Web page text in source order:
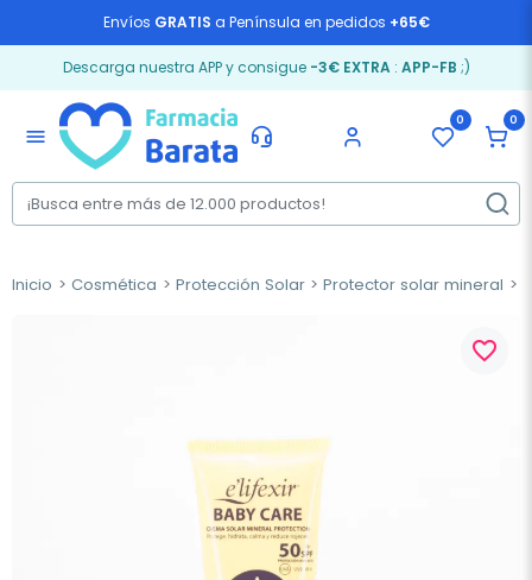
Envíos GRATIS a Península en pedidos +65€
Descarga nuestra APP y consigue -3€ EXTRA: APP-FB ;)
menu
0 0
Inicio Cosmética Protección Solar Protector solar mineral
favorite_border